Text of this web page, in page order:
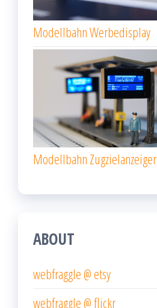
Modellbahn Werbedisplay
Modellbahn Zugzielanzeiger
ABOUT
webfraggle @ etsy
webfraggle @ flickr